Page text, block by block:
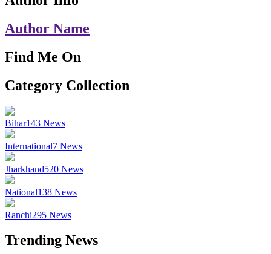
Author Name
Find Me On
Category Collection
Bihar143 News
International7 News
Jharkhand520 News
National138 News
Ranchi295 News
Trending News